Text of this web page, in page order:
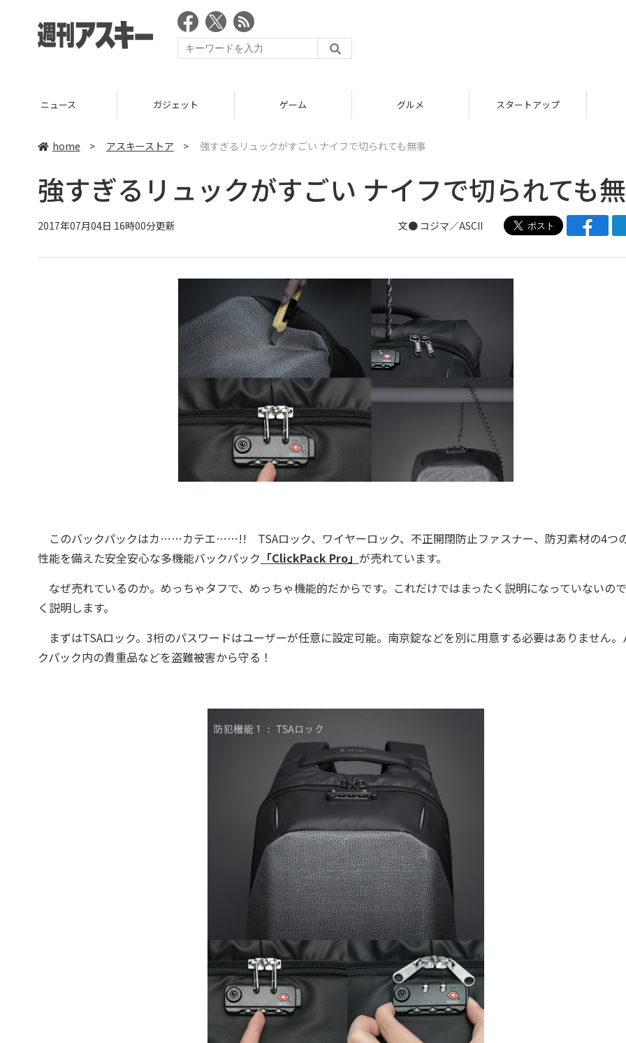
ニュース ガジェット ゲーム グルメ スタートアップ
home > アスキーストア > 強すぎるリュックがすごい ナイフで切られても無事
強すぎるリュックがすごい ナイフで切られても
2017年07月04日 16時00分更新 文● コジマ／ASCII
このバックパックはカ……カテエ……!! TSAロック、ワイヤーロック、不正開閉防止ファスナー、防刃素材の4つ
性能を備えた安全安心な多機能バックパック 「ClickPack Pro」 が売れています。
なぜ売れているのか。めっちゃタフで、めっちゃ機能的だからです。これだけではまったく説明になっていないの
く説明します。
まずはTSAロック。3桁のパスワードはユーザーが任意に設定可能。南京錠などを別に用意する必要はありません。
クパック内の貴重品などを盗難被害から守る！